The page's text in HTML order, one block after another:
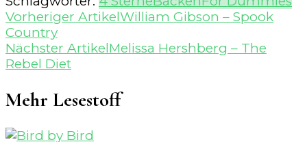
Beitragsnavigation
Vorheriger ArtikelWilliam Gibson – Spook
Country
Nächster ArtikelMelissa Hershberg – The
Rebel Diet
Mehr Lesestoff